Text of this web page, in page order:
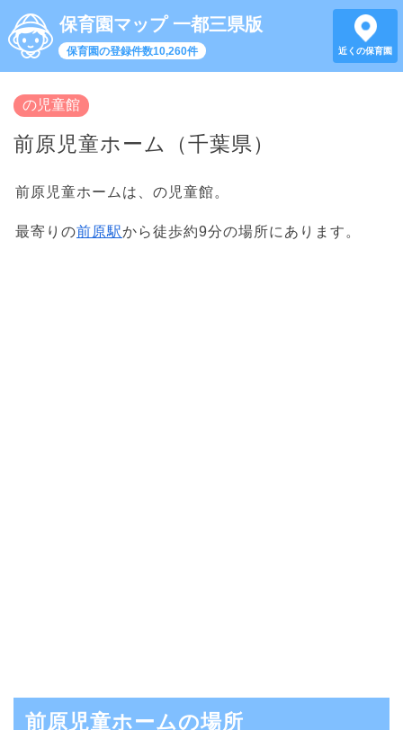
保育園マップ 一都三県版
保育園の登録件数10,260件 近くの保育園
の児童館
前原児童ホーム（千葉県）
前原児童ホームは、の児童館。
最寄りの前原駅から徒歩約9分の場所にあります。
前原児童ホームの場所